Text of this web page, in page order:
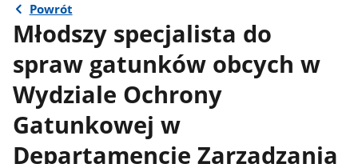
Powrót
Młodszy specjalista do
spraw gatunków obcych w
Wydziale Ochrony
Gatunkowej w
Departamencie Zarządzania